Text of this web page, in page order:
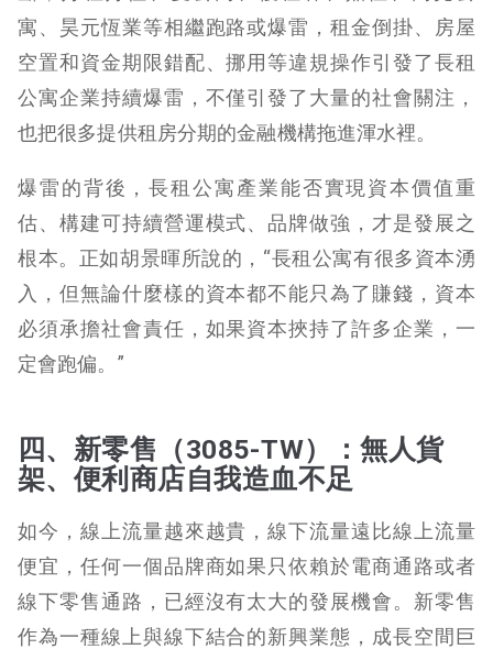
寓、昊元恆業等相繼跑路或爆雷，租金倒掛、房屋
空置和資金期限錯配、挪用等違規操作引發了長租
公寓企業持續爆雷，不僅引發了大量的社會關注，
也把很多提供租房分期的金融機構拖進渾水裡。
爆雷的背後，長租公寓產業能否實現資本價值重
估、構建可持續營運模式、品牌做強，才是發展之
根本。正如胡景暉所說的，“長租公寓有很多資本湧
入，但無論什麼樣的資本都不能只為了賺錢，資本
必須承擔社會責任，如果資本挾持了許多企業，一
定會跑偏。”
四、新零售（3085-TW）：無人貨
架、便利商店自我造血不足
如今，線上流量越來越貴，線下流量遠比線上流量
便宜，任何一個品牌商如果只依賴於電商通路或者
線下零售通路，已經沒有太大的發展機會。新零售
作為一種線上與線下結合的新興業態，成長空間巨